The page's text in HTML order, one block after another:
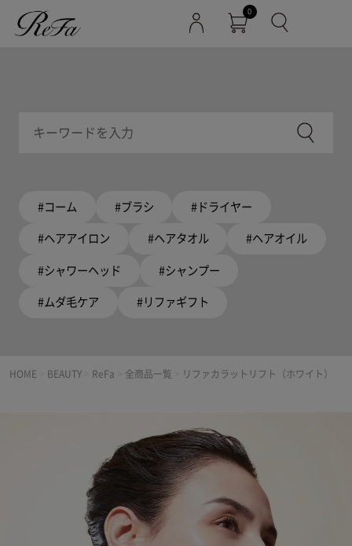
0
#コーム #ブラシ #ドライヤー
#ヘアアイロン #ヘアタオル #ヘアオイル
#シャワーヘッド #シャンプー
#ムダ毛ケア #リファギフト
HOME BEAUTY ReFa 全商品一覧 リファカラットリフト（ホワイト）